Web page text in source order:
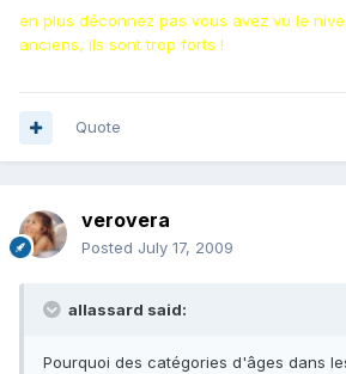
en plus déconnez pas vous avez vu le
anciens, ils sont trop forts !
Quote
verovera
Posted July 17, 2009
allassard said:
Pourquoi des catégories d'âges dans